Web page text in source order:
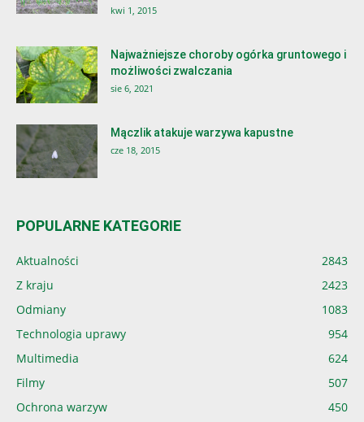
kwi 1, 2015
Najważniejsze choroby ogórka gruntowego i
możliwości zwalczania
sie 6, 2021
Mączlik atakuje warzywa kapustne
cze 18, 2015
POPULARNE KATEGORIE
Aktualności
2843
Z kraju
2423
Odmiany
1083
Technologia uprawy
954
Multimedia
624
Filmy
507
Ochrona warzyw
450